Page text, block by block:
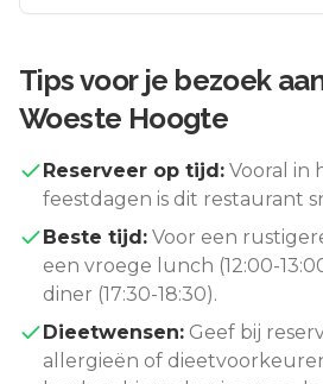
Tips voor je bezoek
Woeste Hoogte
Reserveer op tijd: Vooral in
feestdagen is dit restaurant
Beste tijd: Voor een
een vroege lunch (12:00-
diner (17:30-18:30).
Dieetwensen: Geef bij
allergieën of